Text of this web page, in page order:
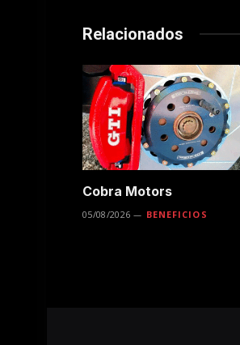
Relacionados
Cobra Motors
05/08/2026 BENEFICIOS